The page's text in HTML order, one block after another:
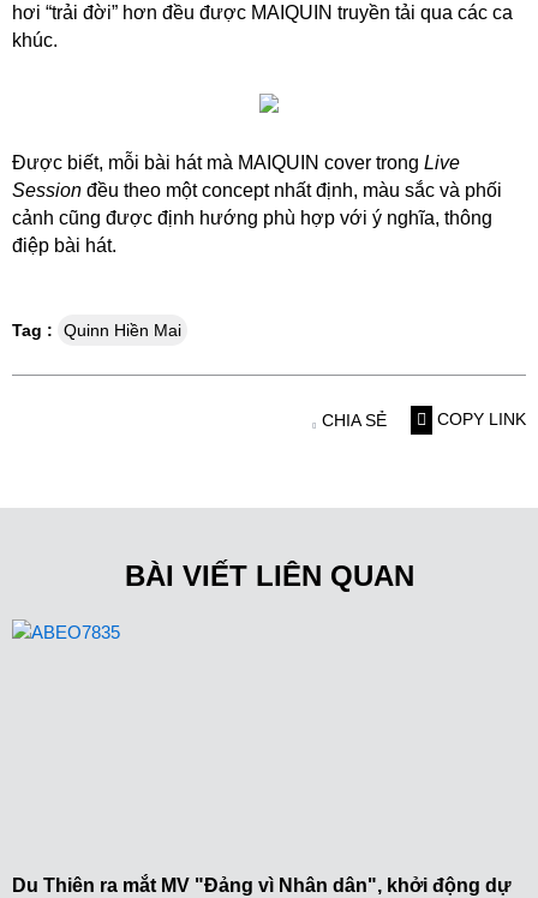
hơi “trải đời” hơn đều được MAIQUIN truyền tải qua các ca
khúc.
Được biết, mỗi bài hát mà MAIQUIN cover trong Live
Session đều theo một concept nhất định, màu sắc và phối
cảnh cũng được định hướng phù hợp với ý nghĩa, thông
điệp bài hát.
Tag : Quinn Hiền Mai
CHIA SẺ COPY LINK
BÀI VIẾT LIÊN QUAN
Du Thiên ra mắt MV "Đảng vì Nhân dân", khởi động dự